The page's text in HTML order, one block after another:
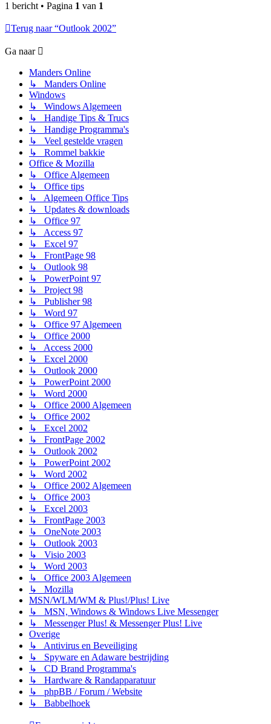
1 bericht • Pagina 1 van 1
Terug naar “Outlook 2002”
Ga naar
Manders Online
↳ Manders Online
Windows
↳ Windows Algemeen
↳ Handige Tips & Trucs
↳ Handige Programma's
↳ Veel gestelde vragen
↳ Rommel bakkie
Office & Mozilla
↳ Office Algemeen
↳ Office tips
↳ Algemeen Office Tips
↳ Updates & downloads
↳ Office 97
↳ Access 97
↳ Excel 97
↳ FrontPage 98
↳ Outlook 98
↳ PowerPoint 97
↳ Project 98
↳ Publisher 98
↳ Word 97
↳ Office 97 Algemeen
↳ Office 2000
↳ Access 2000
↳ Excel 2000
↳ Outlook 2000
↳ PowerPoint 2000
↳ Word 2000
↳ Office 2000 Algemeen
↳ Office 2002
↳ Excel 2002
↳ FrontPage 2002
↳ Outlook 2002
↳ PowerPoint 2002
↳ Word 2002
↳ Office 2002 Algemeen
↳ Office 2003
↳ Excel 2003
↳ FrontPage 2003
↳ OneNote 2003
↳ Outlook 2003
↳ Visio 2003
↳ Word 2003
↳ Office 2003 Algemeen
↳ Mozilla
MSN/WLM/WM & Plus!/Plus! Live
↳ MSN, Windows & Windows Live Messenger
↳ Messenger Plus! & Messenger Plus! Live
Overige
↳ Antivirus en Beveiliging
↳ Spyware en Adaware bestrijding
↳ CD Brand Programma's
↳ Hardware & Randapparatuur
↳ phpBB / Forum / Website
↳ Babbelhoek